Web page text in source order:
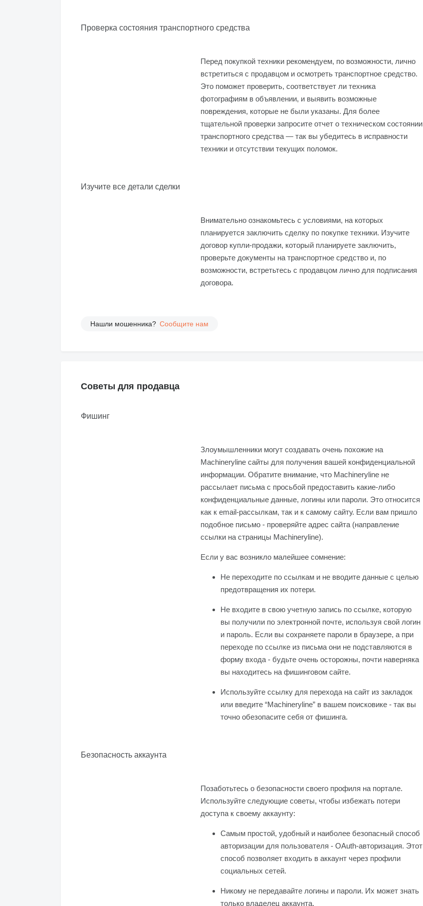
Проверка состояния транспортного средства
Перед покупкой техники рекомендуем, по возможности, лично
встретиться с продавцом и осмотреть транспортное средство.
Это поможет проверить, соответствует ли техника
фотографиям в объявлении, и выявить возможные
повреждения, которые не были указаны. Для более
тщательной проверки запросите отчет о техническом состоянии
транспортного средства — так вы убедитесь в исправности
техники и отсутствии текущих поломок.
Изучите все детали сделки
Внимательно ознакомьтесь с условиями, на которых
планируется заключить сделку по покупке техники. Изучите
договор купли-продажи, который планируете заключить,
проверьте документы на транспортное средство и, по
возможности, встретьтесь с продавцом лично для подписания
договора.
Нашли мошенника? Сообщите нам
Советы для продавца
Фишинг
Злоумышленники могут создавать очень похожие на
Machineryline сайты для получения вашей конфиденциальной
информации. Обратите внимание, что Machineryline не
рассылает письма с просьбой предоставить какие-либо
конфиденциальные данные, логины или пароли. Это относится
как к email-рассылкам, так и к самому сайту. Если вам пришло
подобное письмо - проверяйте адрес сайта (направление
ссылки на страницы Machineryline).
Если у вас возникло малейшее сомнение:
Не переходите по ссылкам и не вводите данные с целью
предотвращения их потери.
Не входите в свою учетную запись по ссылке, которую
вы получили по электронной почте, используя свой логин
и пароль. Если вы сохраняете пароли в браузере, а при
переходе по ссылке из письма они не подставляются в
форму входа - будьте очень осторожны, почти наверняка
вы находитесь на фишинговом сайте.
Используйте ссылку для перехода на сайт из закладок
или введите “Machineryline” в вашем поисковике - так вы
точно обезопасите себя от фишинга.
Безопасность аккаунта
Позаботьтесь о безопасности своего профиля на портале.
Используйте следующие советы, чтобы избежать потери
доступа к своему аккаунту:
Самым простой, удобный и наиболее безопасный способ
авторизации для пользователя - OAuth-авторизация. Этот
способ позволяет входить в аккаунт через профили
социальных сетей.
Никому не передавайте логины и пароли. Их может знать
только владелец аккаунта.